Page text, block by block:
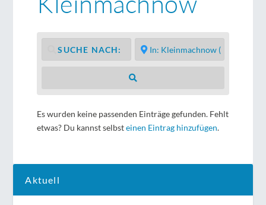
Es wurden keine passenden Einträge gefunden. Fehlt
etwas? Du kannst selbsteinen Eintrag hinzufügen.
Aktuell